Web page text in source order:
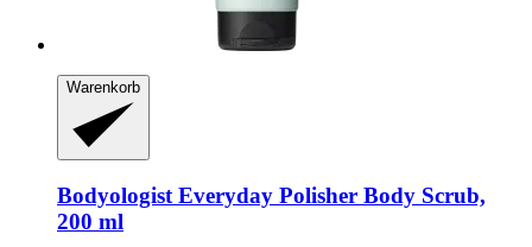
Warenkorb
Bodyologist Everyday Polisher Body Scrub,
200 ml